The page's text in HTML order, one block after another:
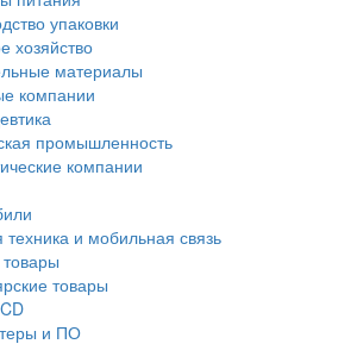
упаковки
хозяйство
материалы
компании
промышленность
компании
техника и мобильная связь
товары
и ПО